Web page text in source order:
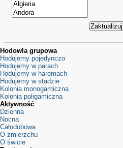
Hodowla grupowa
Hodujemy pojedynczo
Hodujemy w parach
Hodujemy w haremach
Hodujemy w stadzie
Kolonia monogamiczna
Kolonia poligamiczna
Aktywność
Dzienna
Nocna
Całodobowa
O zmierzchu
O świcie